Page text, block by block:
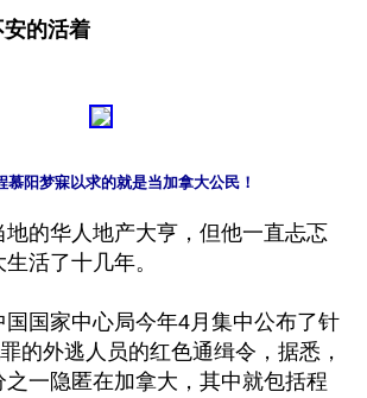
的活着
慕阳梦寐以求的就是当加拿大公民！
的华人地产大亨，但他一直忐忑
活了十几年。
国国家中心局今年4月集中公布了针
的外逃人员的红色通缉令，据悉，
一隐匿在加拿大，其中就包括程